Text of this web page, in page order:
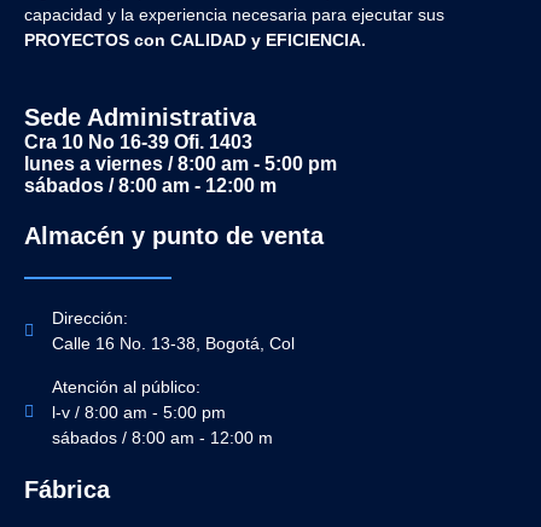
capacidad y la experiencia necesaria para ejecutar sus
PROYECTOS con CALIDAD y EFICIENCIA.
Sede Administrativa
Cra 10 No 16-39 Ofi. 1403
lunes a viernes / 8:00 am - 5:00 pm
sábados / 8:00 am - 12:00 m
Almacén y punto de venta
Dirección:
Calle 16 No. 13-38, Bogotá, Col
Atención al público:
l-v / 8:00 am - 5:00 pm
sábados / 8:00 am - 12:00 m
Fábrica